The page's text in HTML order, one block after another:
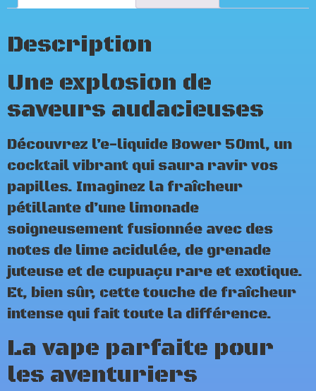
Description
Une explosion de
saveurs audacieuses
Découvrez l’e-liquide Bower 50ml, un
cocktail vibrant qui saura ravir vos
papilles. Imaginez la fraîcheur
pétillante d’une limonade
soigneusement fusionnée avec des
notes de lime acidulée, de grenade
juteuse et de cupuaçu rare et exotique.
Et, bien sûr, cette touche de fraîcheur
intense qui fait toute la différence.
La vape parfaite pour
les aventuriers